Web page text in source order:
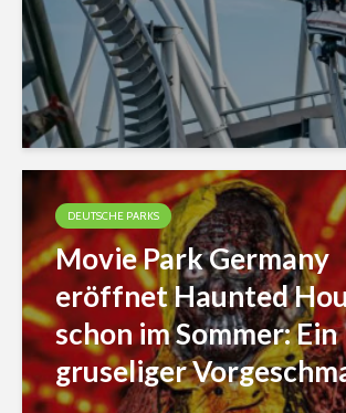
DEUTSCHE PARKS
Movie Park Germany
eröffnet Haunted
schon im Sommer: Ein
gruseliger